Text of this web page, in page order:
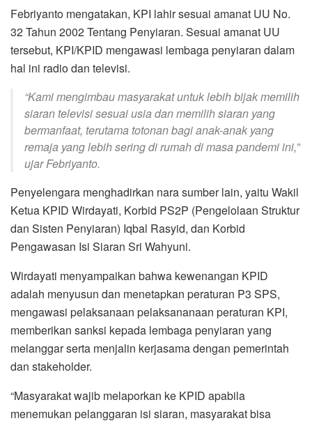
Febriyanto mengatakan, KPI lahir sesuai amanat UU No.
32 Tahun 2002 Tentang Penyiaran. Sesuai amanat UU
tersebut, KPI/KPID mengawasi lembaga penyiaran dalam
hal ini radio dan televisi.
“Kami mengimbau masyarakat untuk lebih bijak memilih
siaran televisi sesuai usia dan memilih siaran yang
bermanfaat, terutama totonan bagi anak-anak yang
remaja yang lebih sering di rumah di masa pandemi ini,”
ujar Febriyanto.
Penyelengara menghadirkan nara sumber lain, yaitu Wakil
Ketua KPID Wirdayati, Korbid PS2P (Pengelolaan Struktur
dan Sisten Penyiaran) Iqbal Rasyid, dan Korbid
Pengawasan Isi Siaran Sri Wahyuni.
Wirdayati menyampaikan bahwa kewenangan KPID
adalah menyusun dan menetapkan peraturan P3 SPS,
mengawasi pelaksanaan pelaksananaan peraturan KPI,
memberikan sanksi kepada lembaga penyiaran yang
melanggar serta menjalin kerjasama dengan pemerintah
dan stakeholder.
“Masyarakat wajib melaporkan ke KPID apabila
menemukan pelanggaran isi siaran, masyarakat bisa